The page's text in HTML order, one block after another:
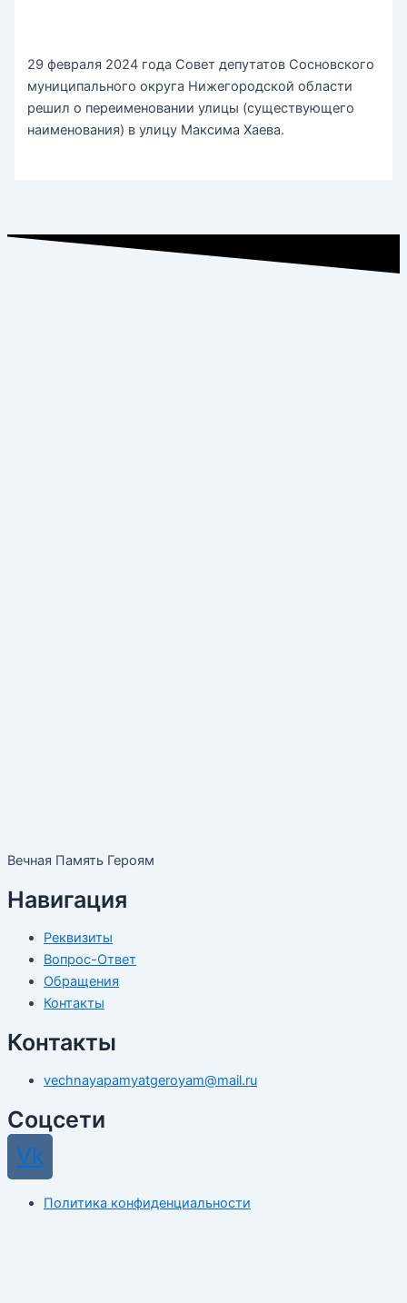
29 февраля 2024 года Совет депутатов Сосновского
муниципального округа Нижегородской области
решил о переименовании улицы (существующего
наименования) в улицу Максима Хаева.
Вечная Память Героям
Навигация
Реквизиты
Вопрос-Ответ
Обращения
Контакты
Контакты
vechnayapamyatgeroyam@mail.ru
Соцсети
Vk
Политика конфиденциальности